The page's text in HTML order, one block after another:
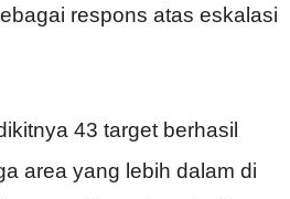
respons atas eskalasi
43 target berhasil
area yang lebih dalam di